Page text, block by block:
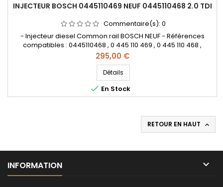
INJECTEUR BOSCH 0445110469 NEUF 0445110468 2.0 TDI
Commentaire(s): 0
- Injecteur diesel Common rail BOSCH NEUF - Références
compatibles : 0445110468 , 0 445 110 469 , 0 445 110 468 ,
0986435258 , 0 986 435 258 , 04L 130 277 , 04L 130 277 AC
, 04L130277 , 04L130277AC - Pour motorisation Audi ,
Volkswagen , Seat , Skoda 2.0 TDi Pièce d'origine
Prix
295,00 €
Détails
 En Stock
RETOUR EN HAUT 
INFORMATION 